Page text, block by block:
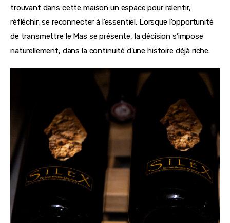
trouvant dans cette maison un espace pour ralentir,
réfléchir, se reconnecter à l’essentiel. Lorsque l’opportunité
de transmettre le Mas se présente, la décision s’impose
naturellement, dans la continuité d’une histoire déjà riche.